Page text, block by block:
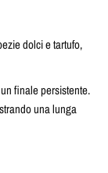
dolci e tartufo,
finale persistente.
una lunga